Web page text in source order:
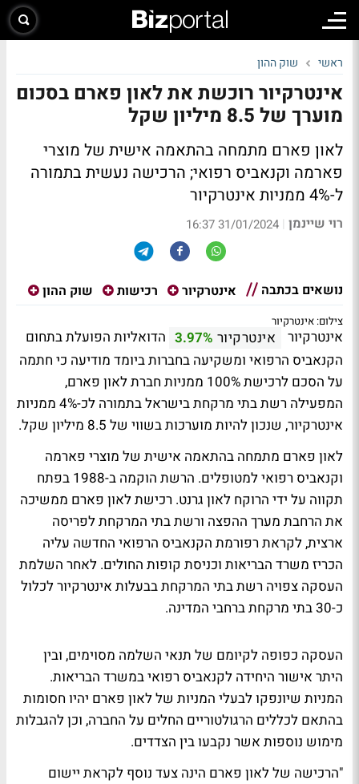
ראשי שוק ההון
אינטרקיור רוכשת את לאון פארם בסכום
מוערך של 8.5 מיליון שקל
לאון פארם מתמחה בהתאמה אישית של מוצרי
פארמה וקנאביס רפואי; הרכישה נעשית בתמורה
ל-4% ממניות אינטרקיור
רוי שיינמן |
31/01/2024 16:37
נושאים בכתבה אינטרקיור רכישות שוק ההון
צילום: אינטרקיור
אינטרקיור אינטרקיור 3.97% הדואליות הפועלת בתחום
הקנאביס הרפואי ומשקיעה בחברות ביומד מודיעה כי חתמה
על הסכם לרכישת 100% ממניות חברת לאון פארם,
המפעילה רשת בתי מרקחת בישראל בתמורה לכ-4% ממניות
אינטרקיור, שנכון להיות מוערכות בשווי של 8.5 מיליון שקל.
לאון פארם מתמחה בהתאמה אישית של מוצרי פארמה
וקנאביס רפואי למטופלים. הרשת הוקמה ב-1988 בפתח
תקווה על ידי הרוקח לאון גרנט. רכישת לאון פארם ממשיכה
את הרחבת מערך ההפצה ורשת בתי המרקחת לפריסה
ארצית, לקראת רפורמת הקנאביס הרפואי החדשה עליה
הכריז משרד הבריאות וכניסת קופות החולים. לאחר השלמת
העסקה צפויה רשת בתי המרקחת בבעלות אינטרקיור לכלול
כ-30 בתי מרקחת ברחבי המדינה.
העסקה כפופה לקיומם של תנאי השלמה מסוימים, ובין
היתר אישור היחידה לקנאביס רפואי במשרד הבריאות.
המניות שיונפקו לבעלי המניות של לאון פארם יהיו חסומות
בהתאם לכללים הרגולטוריים החלים על החברה, וכן להגבלות
מימוש נוספות אשר נקבעו בין הצדדים.
"הרכישה של לאון פארם הינה צעד נוסף לקראת יישום